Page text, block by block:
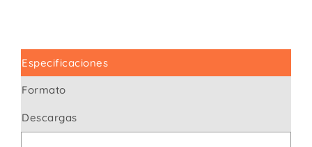
Especificaciones
Formato
Descargas